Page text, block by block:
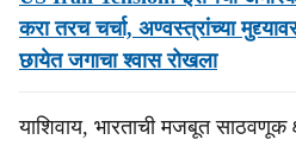
करा तरच चर्चा, अण्वस्त्रांच्या
छायेत जगाचा श्वास रोखला
याशिवाय, भारताची मजबूत साठवणूक